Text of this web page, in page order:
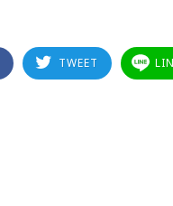
TWEET